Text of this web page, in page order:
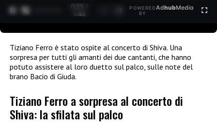
0:30 /
1:40
POWERED
BY
AdhubMedia
Tiziano Ferro è stato ospite al concerto di Shiva. Una
sorpresa per tutti gli amanti dei due cantanti, che hanno
potuto assistere al loro duetto sul palco, sulle note del
brano Bacio di Giuda.
Tiziano Ferro a sorpresa al concerto di
Shiva: la sfilata sul palco